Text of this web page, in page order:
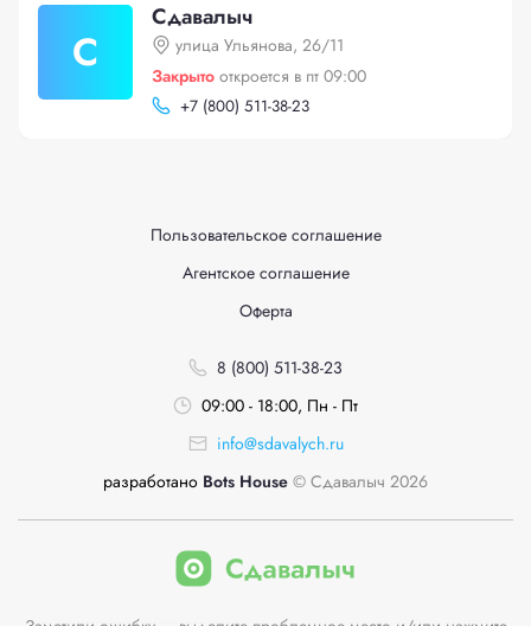
С
Сдавалыч
улица Ульянова, 26/11
Закрыто откроется в пт 09:00
+7 (800) 511-38-23
Пользовательское соглашение
Агентское соглашение
Оферта
8 (800) 511-38-23
09:00 - 18:00, Пн - Пт
info@sdavalych.ru
разработано Bots House © Сдавалыч 2026